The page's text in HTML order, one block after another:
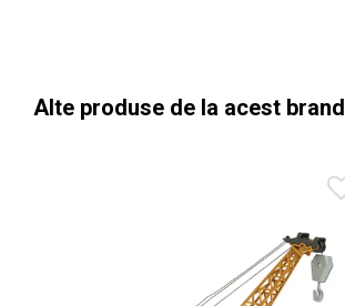
Alte produse de la acest brand